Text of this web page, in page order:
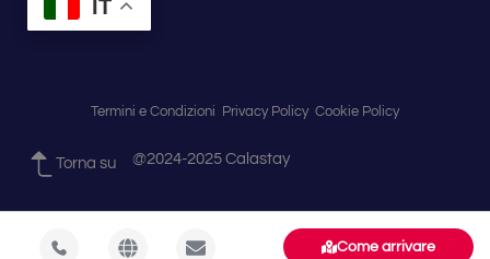
Come arrivare
IT
Termini e Condizioni Privacy Policy Cookie Policy
Torna su @2024-2025 Calastay